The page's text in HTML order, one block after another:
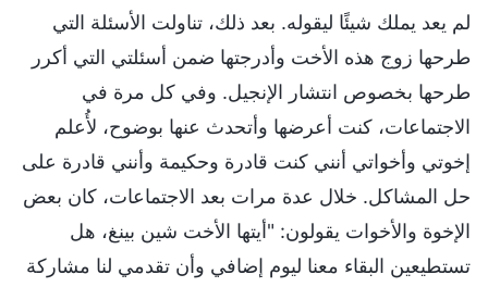
لم يعد يملك شيئًا ليقوله. بعد ذلك، تناولت الأسئلة التي
طرحها زوج هذه الأخت وأدرجتها ضمن أسئلتي التي أكرر
طرحها بخصوص انتشار الإنجيل. وفي كل مرة في
الاجتماعات، كنت أعرضها وأتحدث عنها بوضوح، لأُعلم
إخوتي وأخواتي أنني كنت قادرة وحكيمة وأنني قادرة على
حل المشاكل. خلال عدة مرات بعد الاجتماعات، كان بعض
الإخوة والأخوات يقولون: "أيتها الأخت شين بينغ، هل
تستطيعين البقاء معنا ليوم إضافي وأن تقدمي لنا مشاركة